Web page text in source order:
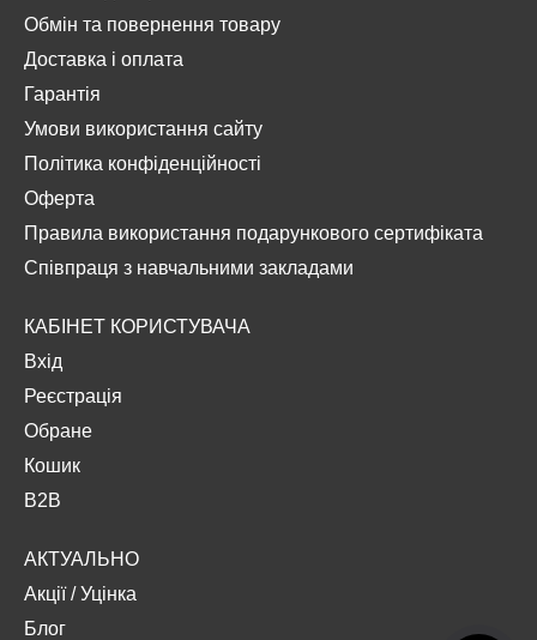
Обмін та повернення товару
Доставка і оплата
Гарантія
Умови використання сайту
Політика конфіденційності
Оферта
Правила використання подарункового сертифіката
Співпраця з навчальними закладами
КАБІНЕТ КОРИСТУВАЧА
Вхід
Реєстрація
Обране
Кошик
B2B
АКТУАЛЬНО
Акції/Уцінка
Блог